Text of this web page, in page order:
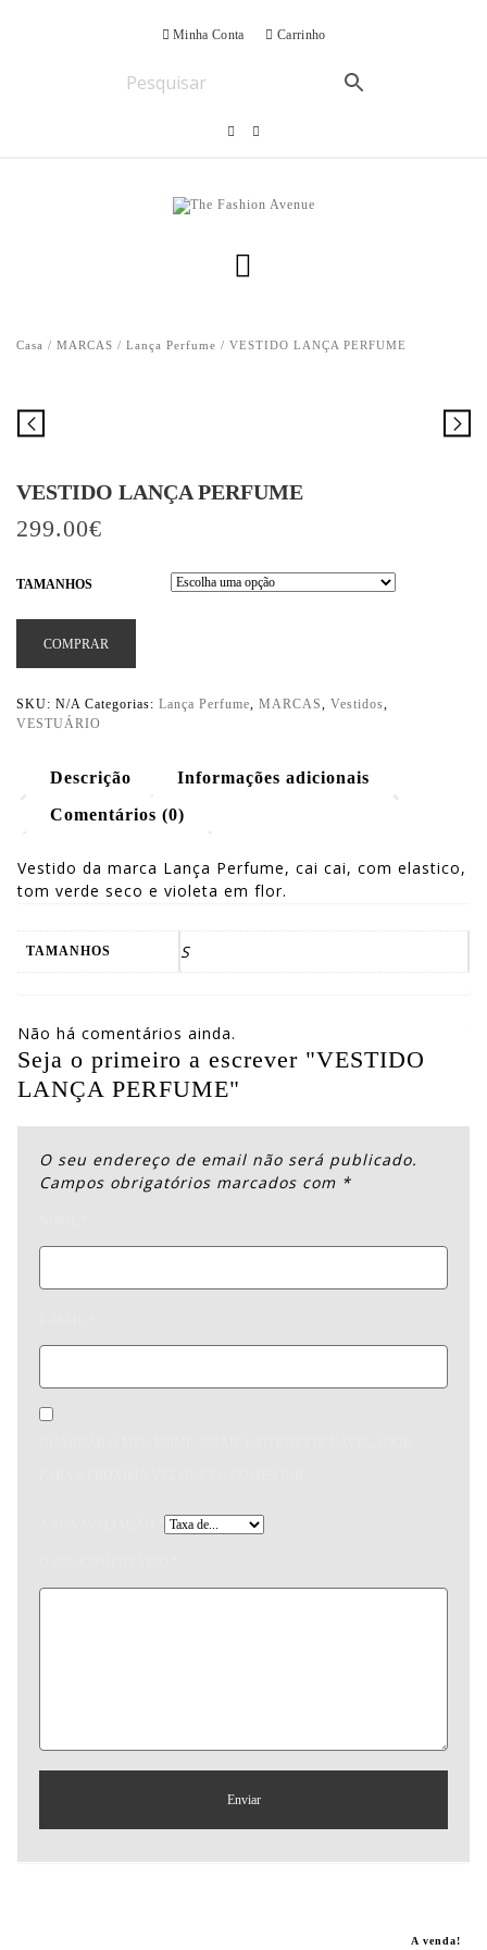
Minha Conta Carrinho
Casa / MARCAS / Lança Perfume / VESTIDO LANÇA PERFUME
VESTIDO LANÇA PERFUME
299.00€
TAMANHOS
COMPRAR
SKU: N/A Categorias: Lança Perfume, MARCAS, Vestidos,
VESTUÁRIO
Descrição
Informações adicionais
Comentários (0)
Vestido da marca Lança Perfume, cai cai, com elastico,
tom verde seco e violeta em flor.
TAMANHOS S
Não há comentários ainda.
Seja o primeiro a escrever "VESTIDO
LANÇA PERFUME"
O seu endereço de email não será publicado.
Campos obrigatórios marcados com *
A venda!